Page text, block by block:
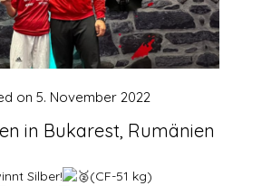
in Bukarest, Rumänien
on 5. November 2022
Silber!
(CF-51 kg)